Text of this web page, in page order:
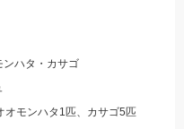
ンハタ・カサゴ
オモンハタ1匹、カサゴ5匹